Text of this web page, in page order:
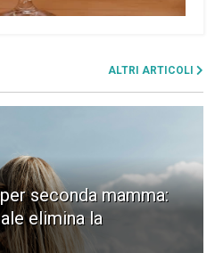
ALTRI ARTICOLI
seconda mamma:
elimina la